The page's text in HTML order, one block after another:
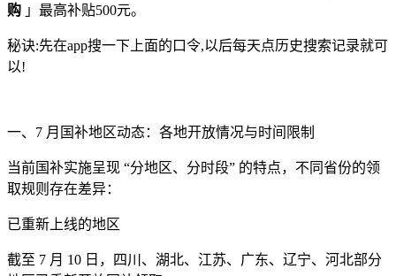
购 」最高补贴500元。
秘诀:先在app搜一下上面的口令,以后每天点历史搜索记录就可
以!
一、7 月国补地区动态：各地开放情况与时间限制
当前国补实施呈现 “分地区、分时段” 的特点，不同省份的领
取规则存在差异：
已重新上线的地区
截至 7 月 10 日，四川、湖北、江苏、广东、辽宁、河北部分